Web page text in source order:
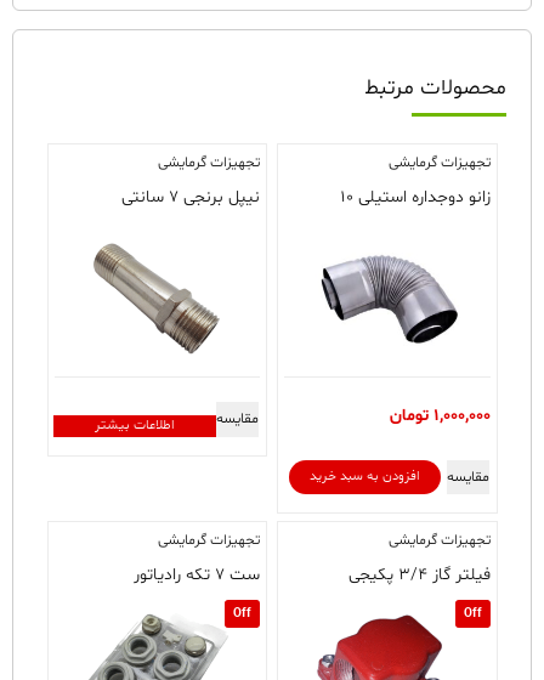
محصولات مرتبط
تجهیزات گرمایشی
زانو دوجداره استیلی ۱۰
1,000,000 تومان
افزودن به سبد خرید مقایسه
تجهیزات گرمایشی
نیپل برنجی ۷ سانتی
اطلاعات بیشتر مقایسه
تجهیزات گرمایشی
فیلتر گاز ۳/۴ پکیجی
Off
تجهیزات گرمایشی
ست ۷ تکه رادیاتور
Off